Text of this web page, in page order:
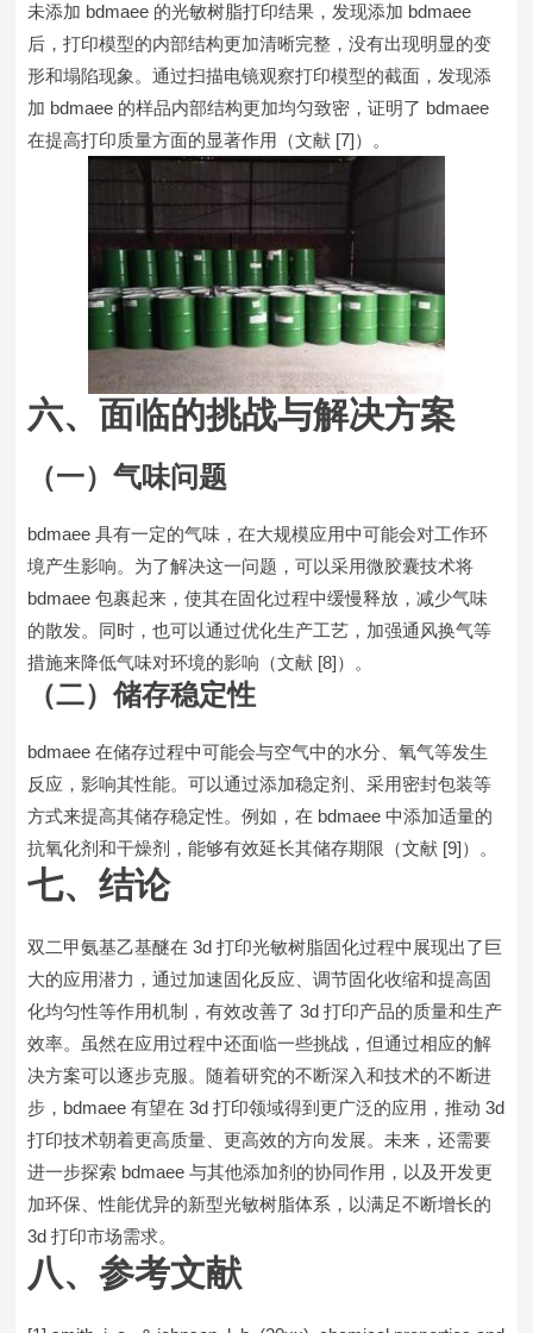
未添加 bdmaee 的光敏树脂打印结果，发现添加 bdmaee
后，打印模型的内部结构更加清晰完整，没有出现明显的变
形和塌陷现象。通过扫描电镜观察打印模型的截面，发现添
加 bdmaee 的样品内部结构更加均匀致密，证明了 bdmaee
在提高打印质量方面的显著作用（文献 [7]）。
六、面临的挑战与解决方案
（一）气味问题
bdmaee 具有一定的气味，在大规模应用中可能会对工作环
境产生影响。为了解决这一问题，可以采用微胶囊技术将
bdmaee 包裹起来，使其在固化过程中缓慢释放，减少气味
的散发。同时，也可以通过优化生产工艺，加强通风换气等
措施来降低气味对环境的影响（文献 [8]）。
（二）储存稳定性
bdmaee 在储存过程中可能会与空气中的水分、氧气等发生
反应，影响其性能。可以通过添加稳定剂、采用密封包装等
方式来提高其储存稳定性。例如，在 bdmaee 中添加适量的
抗氧化剂和干燥剂，能够有效延长其储存期限（文献 [9]）。
七、结论
双二甲氨基乙基醚在 3d 打印光敏树脂固化过程中展现出了巨
大的应用潜力，通过加速固化反应、调节固化收缩和提高固
化均匀性等作用机制，有效改善了 3d 打印产品的质量和生产
效率。虽然在应用过程中还面临一些挑战，但通过相应的解
决方案可以逐步克服。随着研究的不断深入和技术的不断进
步，bdmaee 有望在 3d 打印领域得到更广泛的应用，推动 3d
打印技术朝着更高质量、更高效的方向发展。未来，还需要
进一步探索 bdmaee 与其他添加剂的协同作用，以及开发更
加环保、性能优异的新型光敏树脂体系，以满足不断增长的
3d 打印市场需求。
八、参考文献